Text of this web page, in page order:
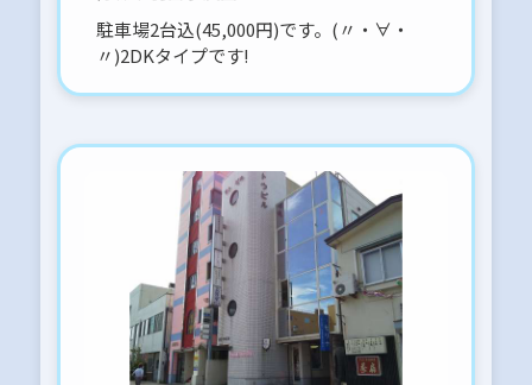
コンパクトな貸家が、11月下旬フルリ
フォーム完成予定です。
駐車場は、小型車希望します。
月額50,000円です。
2025-09-18
青森市四ツ石字里見
調整区良い気ですが、公道に面してい
て、平坦です。
菜園、又はq資材置き場にいかがでしょ
うか？
よろしくお願いします。*:.。.(＊๓
´╰╯`๓＊).。.:*
駐車場2台込(45,000円)です。(〃・∀・
〃)2DKタイプです!